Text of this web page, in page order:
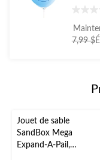
sur
7,99 $
Jouet de sable
SandBox Mega
Expand-A-Pail,